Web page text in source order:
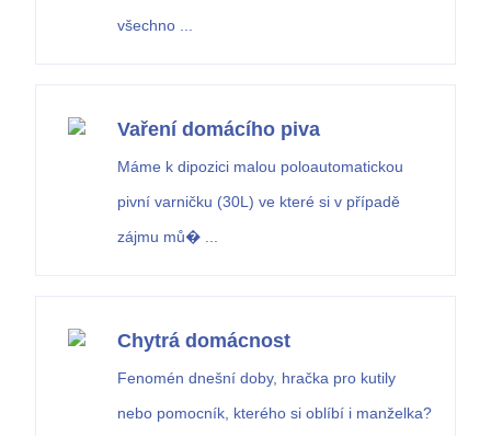
všechno ...
Vaření domácího piva
Máme k dipozici malou poloautomatickou
pivní varničku (30L) ve které si v případě
zájmu mů� ...
Chytrá domácnost
Fenomén dnešní doby, hračka pro kutily
nebo pomocník, kterého si oblíbí i manželka?